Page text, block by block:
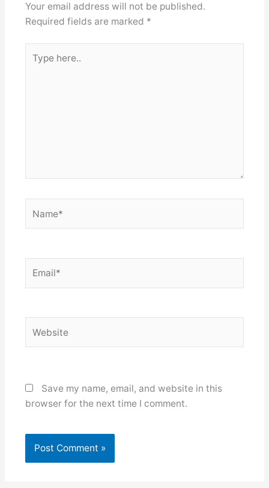
Your email address will not be published.
Required fields are marked *
here..
Save my name, email, and website in this
browser for the next time I comment.